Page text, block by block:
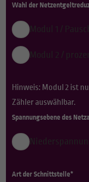
Wahl der
Modul 1 /
Modul 2 /
Hinweis: Modul 2 ist
Zähler auswählbar.
Spannungsebene des
Art der Schnittstelle*